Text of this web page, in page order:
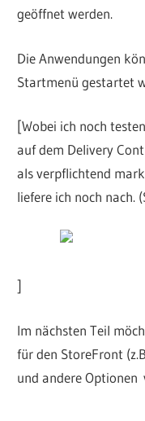
geöffnet werden.
Die Anwendungen
Startmenü gestartet
[Wobei ich noch
auf dem Delivery
als verpflichtend
liefere ich noch nach.
]
Im nächsten Teil
für den StoreFront
und andere Optionen